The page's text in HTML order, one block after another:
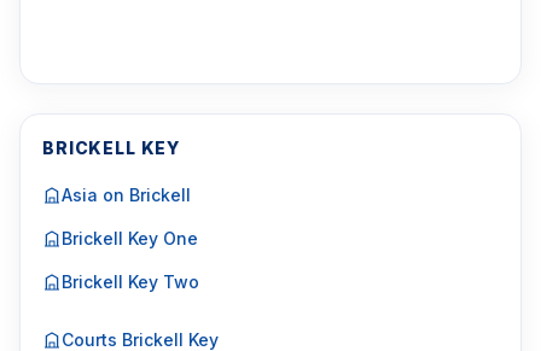
BRICKELL KEY
Asia on Brickell
Brickell Key One
Brickell Key Two
Courts Brickell Key